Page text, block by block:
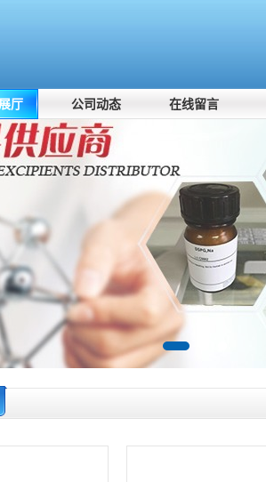
厅 公司动态 在线留言